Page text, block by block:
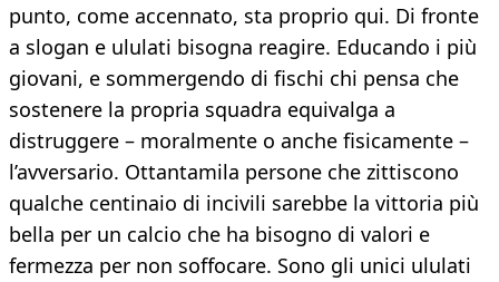
punto, come accennato, sta proprio qui. Di fronte
a slogan e ululati bisogna reagire. Educando i più
giovani, e sommergendo di fischi chi pensa che
sostenere la propria squadra equivalga a
distruggere – moralmente o anche fisicamente –
l’avversario. Ottantamila persone che zittiscono
qualche centinaio di incivili sarebbe la vittoria più
bella per un calcio che ha bisogno di valori e
fermezza per non soffocare. Sono gli unici ululati